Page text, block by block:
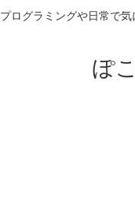
プログラミングや日常で気
ぽ